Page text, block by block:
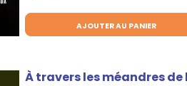
AJOUTER AU PANIER
À travers les méandres de